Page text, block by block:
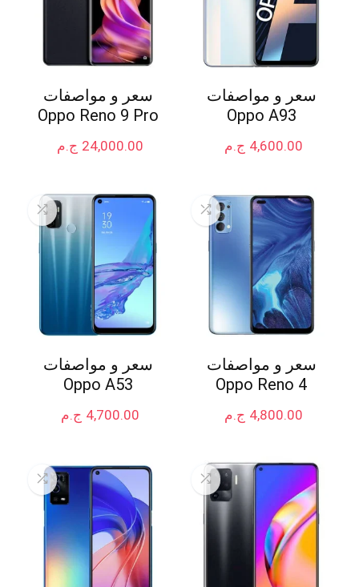
سعر و مواصفات
Oppo A93
ج.م 4,600.00
سعر و مواصفات
Oppo Reno 9 Pro
ج.م 24,000.00
سعر و مواصفات
Oppo Reno 4
ج.م 4,800.00
سعر و مواصفات
Oppo A53
ج.م 4,700.00